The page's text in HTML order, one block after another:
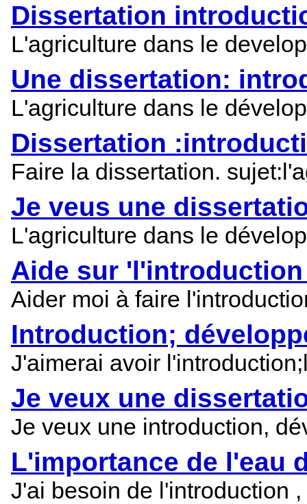
Dissertation
L'agriculture dans le
Une dissertation:
L'agriculture dans le
Dissertation
Faire la dissertation.
Je veus une
L'agriculture dans le
Aide sur
Aider moi à faire
Introduction;
J'aimerai avoir
Je veux une
Je veux une introduction,
L'importance de l'eau
J'ai besoin de l'introduction